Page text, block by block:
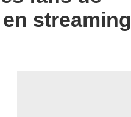
streaming